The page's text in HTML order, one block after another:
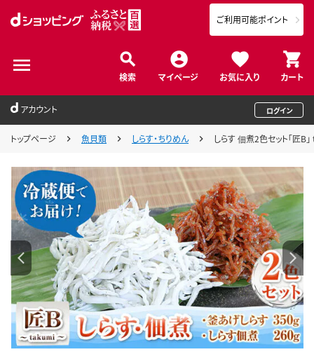
検索 マイページ お気に入り カート
ご利用可能ポイント
アカウント ログイン
トップページ 魚貝類 しらす・ちりめん しらす 佃煮2色セット「匠